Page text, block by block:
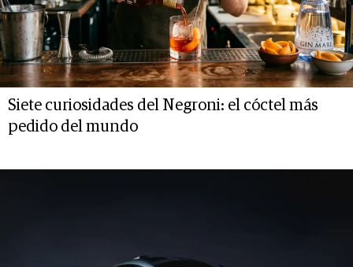
Siete curiosidades del Negroni: el cóctel más
pedido del mundo